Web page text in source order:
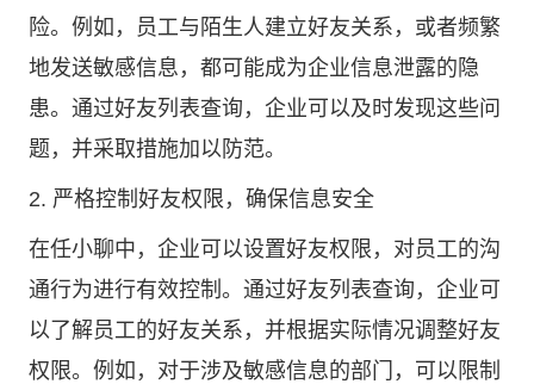
险。例如，员工与陌生人建立好友关系，或者频繁
地发送敏感信息，都可能成为企业信息泄露的隐
患。通过好友列表查询，企业可以及时发现这些问
题，并采取措施加以防范。
2. 严格控制好友权限，确保信息安全
在任小聊中，企业可以设置好友权限，对员工的沟
通行为进行有效控制。通过好友列表查询，企业可
以了解员工的好友关系，并根据实际情况调整好友
权限。例如，对于涉及敏感信息的部门，可以限制